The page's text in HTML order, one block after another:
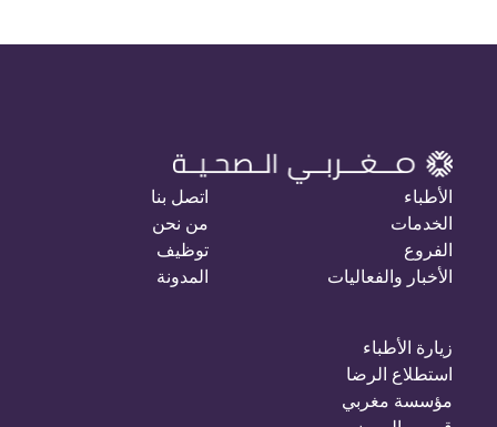
الأطباء
الخدمات
الفروع
الأخبار والفعاليات
اتصل بنا
من نحن
توظيف
المدونة
زيارة الأطباء
استطلاع الرضا
مؤسسة مغربي